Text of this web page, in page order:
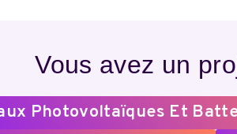
Vous avez un
Photovoltaïques Et